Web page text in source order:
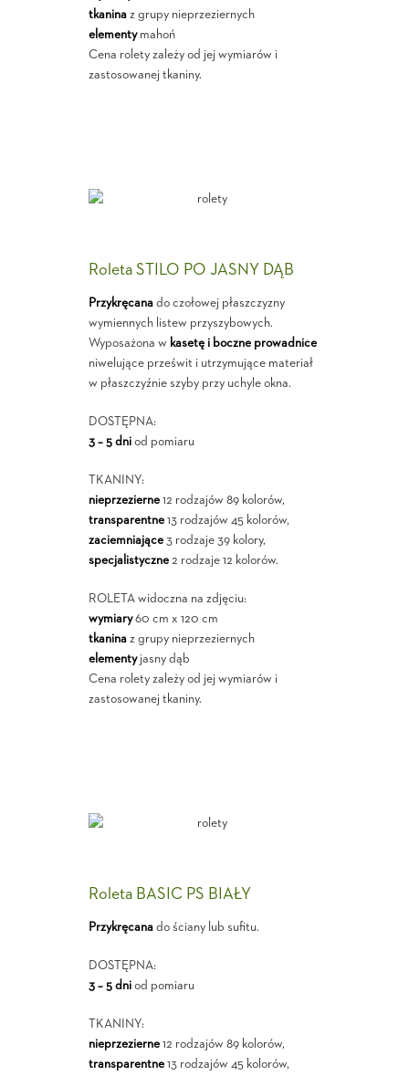
tkaninaz grupy nieprzeziernych
elementymahoń
Cena rolety zależy od jej wymiarów i
zastosowanej tkaniny.
Roleta STILO PO JASNY DĄB
Przykręcanado czołowej płaszczyzny
wymiennych listew przyszybowych.
Wyposażona w kasetę i boczne prowadnice
niwelujące prześwit i utrzymujące materiał
w płaszczyźnie szyby przy uchyle okna.
DOSTĘPNA:
3 – 5 dniod pomiaru
TKANINY:
nieprzezierne12 rodzajów 89 kolorów,
transparentne13 rodzajów 45 kolorów,
zaciemniające3 rodzaje 39 kolory,
specjalistyczne2 rodzaje 12 kolorów.
ROLETA widoczna na zdjęciu:
wymiary60 cm x 120 cm
tkaninaz grupy nieprzeziernych
elementyjasny dąb
Cena rolety zależy od jej wymiarów i
zastosowanej tkaniny.
Roleta BASIC PS BIAŁY
Przykręcanado ściany lub sufitu.
DOSTĘPNA:
3 – 5 dniod pomiaru
TKANINY:
nieprzezierne12 rodzajów 89 kolorów,
transparentne13 rodzajów 45 kolorów,